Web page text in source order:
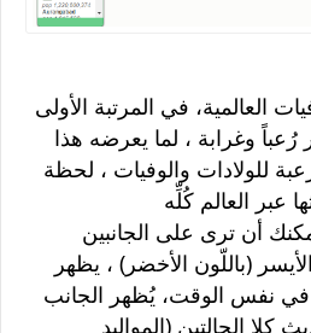
العالمية، في المرتبة الأولى
الأكثر رُعباً وغرابة ، لما يعرضه هذا
للولادات والوفيات ، لحظة
عبر العالم كُلِّه
أن ترى على الجانبين
(باللّون الأخضر) ، يظهر
في نفس الوقت، يُظهر الجانب
كلا الحالتين (المواليد